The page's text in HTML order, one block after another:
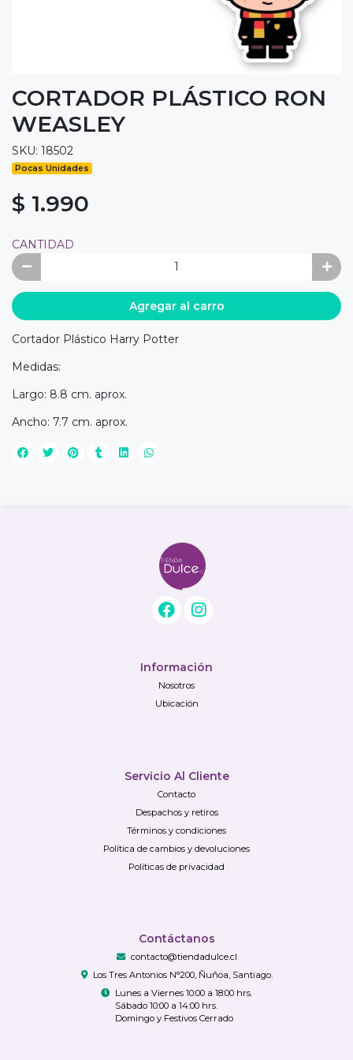
CORTADOR PLÁSTICO RON
WEASLEY
SKU: 18502
Pocas Unidades
$ 1.990
CANTIDAD
Agregar al carro
Cortador Plástico Harry Potter
Medidas:
Largo: 8.8 cm. aprox.
Ancho: 7.7 cm. aprox.
Información
Nosotros
Ubicación
Servicio Al Cliente
Contacto
Despachos y retiros
Términos y condiciones
Política de cambios y devoluciones
Políticas de privacidad
Contáctanos
contacto@tiendadulce.cl
Los Tres Antonios N°200, Ñuñoa, Santiago.
Lunes a Viernes 10:00 a 18:00 hrs.
Sábado 10:00 a 14:00 hrs.
Domingo y Festivos Cerrado